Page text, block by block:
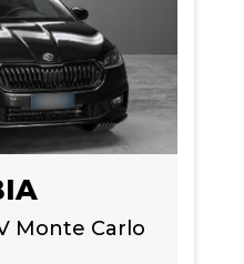
Monte Carlo